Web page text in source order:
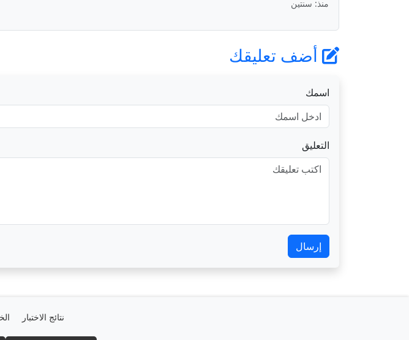
منذ: سنتين
أضف تعليقك
اسمك
التعليق
إرسال
نتائج الاختبار